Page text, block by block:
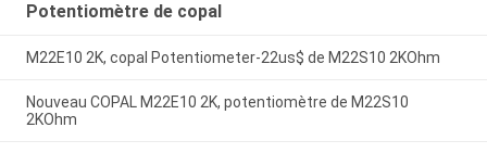
Potentiomètre de copal
M22E10 2K, copal Potentiometer-22us$ de M22S10 2KOhm
Nouveau COPAL M22E10 2K, potentiomètre de M22S10
2KOhm